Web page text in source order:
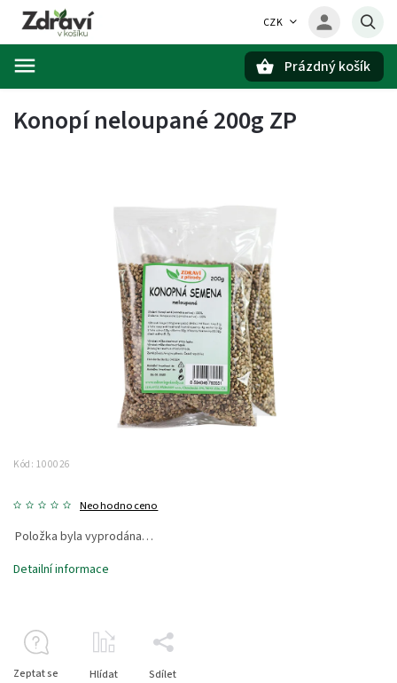
CZK
Prázdný košík
Konopí neloupané 200g ZP
Kód: 100026
Neohodnoceno
Položka byla vyprodána…
Detailní informace
Zeptat se Hlídat Sdílet